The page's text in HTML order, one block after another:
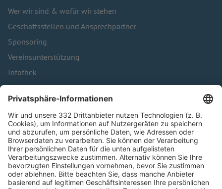
Wer wir sind & wofür wir stehen
Geschäftsstellen und Ansprechpartner
Sponsoring
Vereinsunterstützung
Infothek
Kontakt
HÄUFIG BESUCHTE SEITEN
Pässe und Vereinswechsel
Trainerausbildung
Schulungsangebot Vereinsmitarbeiter
BFV-Geschäftsstellen